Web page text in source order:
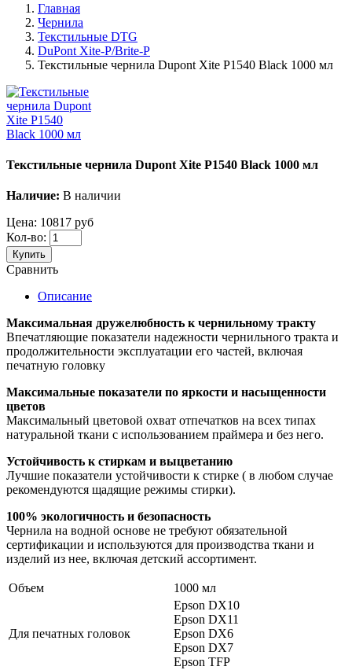
Главная
Чернила
Текстильные DTG
DuPont Xite-P/Brite-P
Текстильные чернила Dupont Xite P1540 Black 1000 мл
Текстильные чернила Dupont Xite P1540 Black 1000 мл
Наличие: В наличии
Цена: 10817 руб
Кол-во:
Купить
Сравнить
Описание
Максимальная дружелюбность к чернильному тракту
Впечатляющие показатели надежности чернильного тракта и
продолжительности эксплуатации его частей, включая
печатную головку
Максимальные показатели по яркости и насыщенности
цветов
Максимальный цветовой охват отпечатков на всех типах
натуральной ткани с использованием праймера и без него.
Устойчивость к стиркам и выцветанию
Лучшие показатели устойчивости к стирке ( в любом случае
рекомендуются щадящие режимы стирки).
100% экологичность и безопасность
Чернила на водной основе не требуют обязательной
сертификации и используются для производства ткани и
изделий из нее, включая детский ассортимент.
Объем 1000 мл
Для печатных головок
Epson DX10
Epson DX11
Epson DX6
Epson DX7
Epson TFP